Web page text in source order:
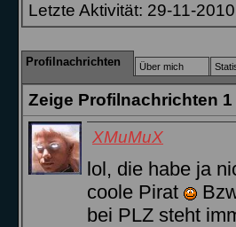
Letzte Aktivität: 29-11-2010
Profilnachrichten Über mich
Zeige Profilnachrichten 1
XMuMuX
lol, die habe ja
coole Pirat
bei PLZ steht